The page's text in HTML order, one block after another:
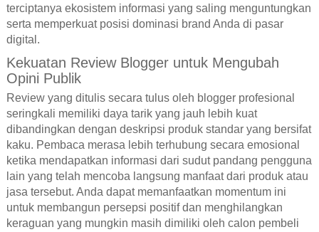
terciptanya ekosistem informasi yang saling menguntungkan
serta memperkuat posisi dominasi brand Anda di pasar
digital.
Kekuatan Review Blogger untuk Mengubah
Opini Publik
Review yang ditulis secara tulus oleh blogger profesional
seringkali memiliki daya tarik yang jauh lebih kuat
dibandingkan dengan deskripsi produk standar yang bersifat
kaku. Pembaca merasa lebih terhubung secara emosional
ketika mendapatkan informasi dari sudut pandang pengguna
lain yang telah mencoba langsung manfaat dari produk atau
jasa tersebut. Anda dapat memanfaatkan momentum ini
untuk membangun persepsi positif dan menghilangkan
keraguan yang mungkin masih dimiliki oleh calon pembeli